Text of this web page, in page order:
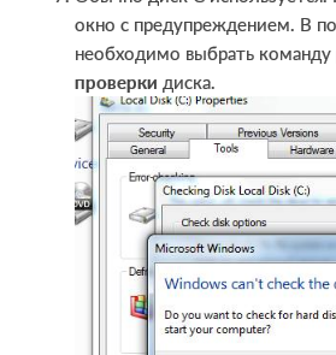
окно с предупреждением. В
необходимо выбрать команду
проверки диска.